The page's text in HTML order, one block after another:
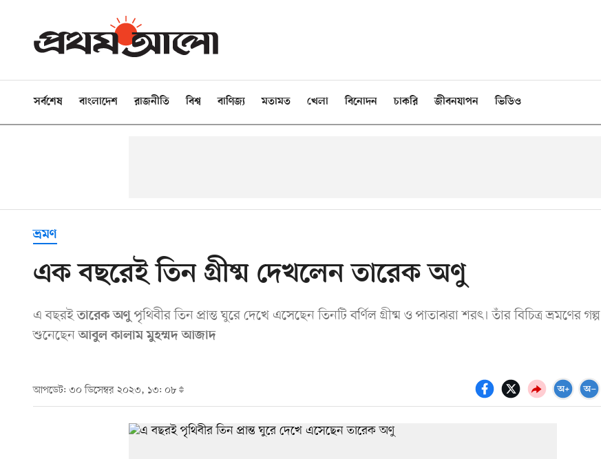
সর্বশেষ বাংলাদেশ রাজনীতি বিশ্ব বাণিজ্য মতামত খেলা বিনোদন চাকরি জীবনযাপন ভিডিও
ভ্রমণ
এক বছরেই তিন গ্রীষ্ম দেখলেন তারেক অণু
এ বছরইতারেক অণুপৃথিবীর তিন প্রান্ত ঘুরে দেখে এসেছেন তিনটি বর্ণিল গ্রীষ্ম ও পাতাঝরা শরৎ। তাঁর বিচিত্র ভ্রমণের গল্প
শুনেছেনআবুল কালাম মুহম্মদ আজাদ
আপডেট: ৩০ ডিসেম্বর ২০২৩, ১৩: ০৮